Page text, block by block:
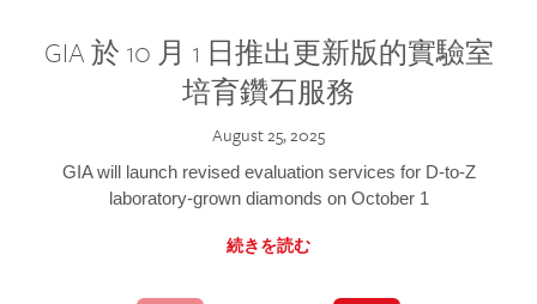
GIA 於 10 月 1 日推出更新版的實驗室
培育鑽石服務
August 25, 2025
GIA will launch revised evaluation services for D-to-Z
laboratory-grown diamonds on October 1
続きを読む